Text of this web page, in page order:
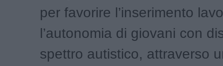
per favorire l’inserimento
l’autonomia di giovani con
spettro autistico, attraverso